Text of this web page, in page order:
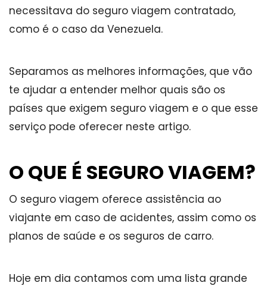
necessitava do seguro viagem contratado,
como é o caso da Venezuela.
Separamos as melhores informações, que vão
te ajudar a entender melhor quais são os
países que exigem seguro viagem e o que esse
serviço pode oferecer neste artigo.
O QUE É SEGURO VIAGEM?
O seguro viagem oferece assistência ao
viajante em caso de acidentes, assim como os
planos de saúde e os seguros de carro.
Hoje em dia contamos com uma lista grande